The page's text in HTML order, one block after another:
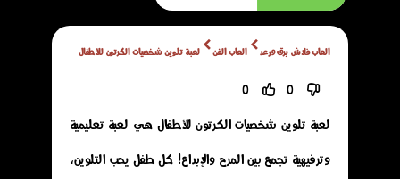
العاب فلاش برق ورعد العاب الفن لعبة تلوين شخصيات الكرتون للأطفال
0
0
لعبة تلوين شخصيات الكرتون للأطفال هي لعبة تعليمية
وترفيهية تجمع بين المرح والإبداع! كل طفل يحب التلوين،